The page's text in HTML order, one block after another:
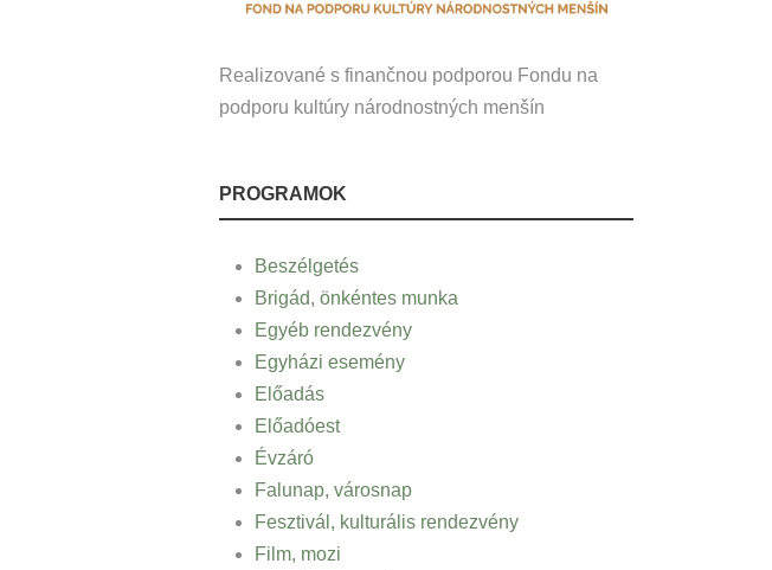
Realizované s finančnou podporou Fondu na
podporu kultúry národnostných menšín
PROGRAMOK
Beszélgetés
Brigád, önkéntes munka
Egyéb rendezvény
Egyházi esemény
Előadás
Előadóest
Évzáró
Falunap, városnap
Fesztivál, kulturális rendezvény
Film, mozi